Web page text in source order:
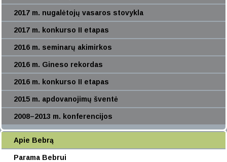
2017 m. nugalėtojų vasaros stovykla
2017 m. konkurso II etapas
2016 m. seminarų akimirkos
2016 m. Gineso rekordas
2016 m. konkurso II etapas
2015 m. apdovanojimų šventė
2008–2013 m. konferencijos
Apie Bebrą
Parama Bebrui